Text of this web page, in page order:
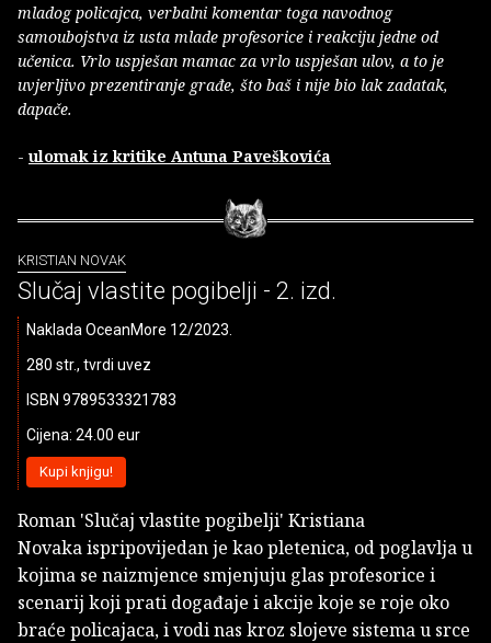
mladog policajca, verbalni komentar toga navodnog
samoubojstva iz usta mlade profesorice i reakciju jedne od
učenica. Vrlo uspješan mamac za vrlo uspješan ulov, a to je
uvjerljivo prezentiranje građe, što baš i nije bio lak zadatak,
dapače.
- ulomak iz kritike Antuna Paveškovića
KRISTIAN NOVAK
Slučaj vlastite pogibelji - 2. izd.
Naklada OceanMore 12/2023.
280 str., tvrdi uvez
ISBN 9789533321783
Cijena: 24.00 eur
Kupi knjigu!
Roman 'Slučaj vlastite pogibelji' Kristiana
Novaka ispripovijedan je kao pletenica, od poglavlja u
kojima se naizmjence smjenjuju glas profesorice i
scenarij koji prati događaje i akcije koje se roje oko
braće policajaca, i vodi nas kroz slojeve sistema u srce